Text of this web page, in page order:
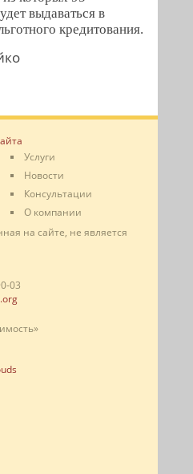
выдаваться в
кредитования.
Услуги
Новости
Консультации
О компании
на сайте, не является
03